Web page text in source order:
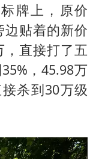
演讲落泪
把路走绝了
“拒绝抢救”
共筑健康中国
牌上，原价
边贴着的新价
，直接打了五
，45.98万
杀到30万级